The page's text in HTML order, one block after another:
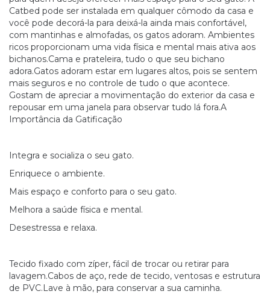
Catbed pode ser instalada em qualquer cômodo da casa e
você pode decorá-la para deixá-la ainda mais confortável,
com mantinhas e almofadas, os gatos adoram. Ambientes
ricos proporcionam uma vida física e mental mais ativa aos
bichanos.Cama e prateleira, tudo o que seu bichano
adora.Gatos adoram estar em lugares altos, pois se sentem
mais seguros e no controle de tudo o que acontece.
Gostam de apreciar a movimentação do exterior da casa e
repousar em uma janela para observar tudo lá fora.A
Importância da Gatificação
Integra e socializa o seu gato.
Enriquece o ambiente.
Mais espaço e conforto para o seu gato.
Melhora a saúde física e mental.
Desestressa e relaxa.
Tecido fixado com zíper, fácil de trocar ou retirar para
lavagem.Cabos de aço, rede de tecido, ventosas e estrutura
de PVC.Lave à mão, para conservar a sua caminha.